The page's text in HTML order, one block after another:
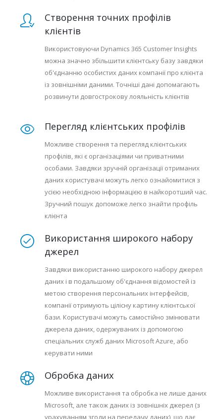
Створення точних профілів
клієнтів
Використовуючи Dynamics 365 Customer Insights
можна значно збільшити клієнтську базу завдяки
об'єднанню особистих даних компанії про клієнта
із зовнішніми даними. Точніші дані допомагають
розвинути довгострокову лояльність клієнтів
Перегляд клієнтських профілів
Можливе створення та перегляд клієнтських
профілів, які є організаціями чи приватними
особами. Завдяки зручній організації отриманих
даних користувачі можуть легко ознайомитися з
усією необхідною інформацією в найкоротший час.
Зручний пошук допоможе легко знайти профіль
клієнта
Використання широкого набору
джерел
Завдяки використанню широкого набору джерел
даних і в подальшому об'єднання відомостей із
метою створення персональних інтерфейсів,
компанії отримують цілісну картину клієнтської
бази. Користувачі можуть самостійно змінювати
джерела даних, одержуваних із допомогою
спеціальних служб даних Microsoft Azure, або
керувати ними
Обробка даних
Можливе використання та обробка не лише даних
Microsoft, але також даних із зовнішніх джерел (з
урахуванням згоди на передачу даних), що дає